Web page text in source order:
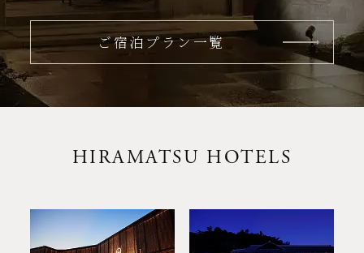
ご宿泊プラン一覧
HIRAMATSU HOTELS